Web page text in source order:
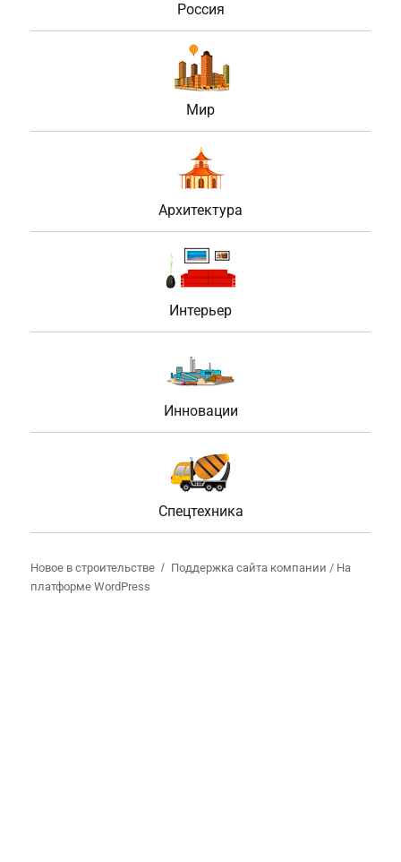
Россия
Мир
Архитектура
Интерьер
Инновации
Спецтехника
Новое в строительстве Поддержка сайта компании / На
платформе WordPress